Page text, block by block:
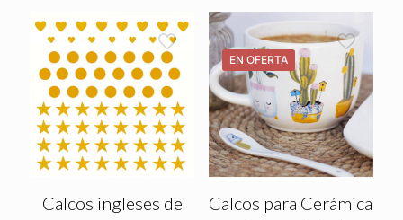
Calcos ingleses de
EN OFERTA
Calcos para Cerámica